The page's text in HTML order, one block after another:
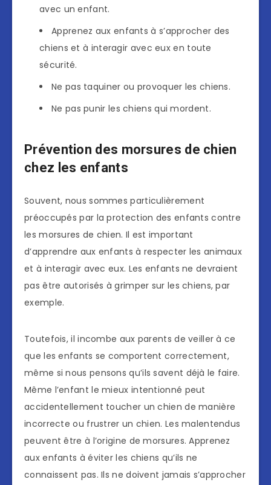
avec un enfant.
Apprenez aux enfants à s’approcher des
chiens et à interagir avec eux en toute
sécurité.
Ne pas taquiner ou provoquer les chiens.
Ne pas punir les chiens qui mordent.
Prévention des morsures de chien
chez les enfants
Souvent, nous sommes particulièrement
préoccupés par la protection des enfants contre
les morsures de chien. Il est important
d’apprendre aux enfants à respecter les animaux
et à interagir avec eux. Les enfants ne devraient
pas être autorisés à grimper sur les chiens, par
exemple.
Toutefois, il incombe aux parents de veiller à ce
que les enfants se comportent correctement,
même si nous pensons qu’ils savent déjà le faire.
Même l’enfant le mieux intentionné peut
accidentellement toucher un chien de manière
incorrecte ou frustrer un chien. Les malentendus
peuvent être à l’origine de morsures. Apprenez
aux enfants à éviter les chiens qu’ils ne
connaissent pas. Ils ne doivent jamais s’approcher